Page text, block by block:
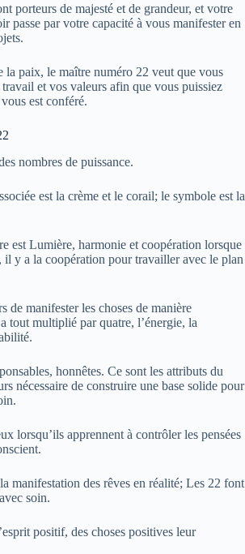
porteurs de majesté et de grandeur, et votre
passe par votre capacité à vous manifester en
la paix, le maître numéro 22 veut que vous
et vos valeurs afin que vous puissiez
est conféré.
nombres de puissance.
est la crème et le corail; le symbole est la
est Lumière, harmonie et coopération lorsque
il y a la coopération pour travailler avec le plan
de manifester les choses de manière
tout multiplié par quatre, l’énergie, la
honnêtes. Ce sont les attributs du
nécessaire de construire une base solide pour
lorsqu’ils apprennent à contrôler les pensées
manifestation des rêves en réalité; Les 22 font
soin.
positif, des choses positives leur